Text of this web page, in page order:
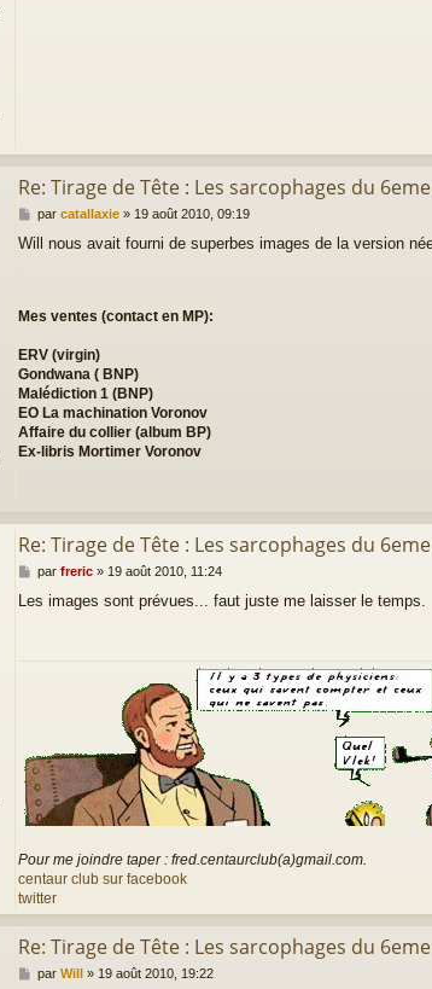
Re: Tirage de Tête : Les sarcophages du
M
s
e
par catallaxie» 19 août 2010, 09:19
Will nous avait fourni de superbes images de la version
Mes ventes (contact en MP):
ERV (virgin)
Gondwana ( BNP)
Malédiction 1 (BNP)
EO La machination Voronov
Affaire du collier (album BP)
Ex-libris Mortimer Voronov
Re: Tirage de Tête : Les sarcophages du
M
s
par freric» 19 août 2010, 11:24
Les images sont prévues... faut juste me laisser le temps.
Pour me joindre taper : fred.centaurclub(a)gmail.com.
centaur club sur facebook
twitter
Re: Tirage de Tête : Les sarcophages du
M
par Will » 19 août 2010, 19:22